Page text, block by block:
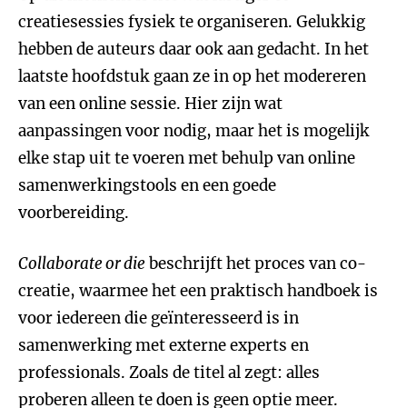
creatiesessies fysiek te organiseren. Gelukkig
hebben de auteurs daar ook aan gedacht. In het
laatste hoofdstuk gaan ze in op het modereren
van een online sessie. Hier zijn wat
aanpassingen voor nodig, maar het is mogelijk
elke stap uit te voeren met behulp van online
samenwerkingstools en een goede
voorbereiding.
Collaborate or die beschrijft het proces van co-
creatie, waarmee het een praktisch handboek is
voor iedereen die geïnteresseerd is in
samenwerking met externe experts en
professionals. Zoals de titel al zegt: alles
proberen alleen te doen is geen optie meer.